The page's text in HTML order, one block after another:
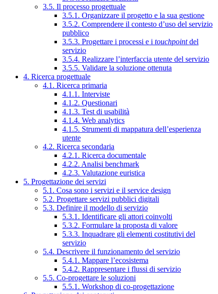
3.5. Il processo progettuale
3.5.1. Organizzare il progetto e la sua gestione
3.5.2. Comprendere il contesto d’uso del servizio
pubblico
3.5.3. Progettare i processi e i touchpointdel
servizio
3.5.4. Realizzare l’interfaccia utente del servizio
3.5.5. Validare la soluzione ottenuta
4. Ricerca progettuale
4.1. Ricerca primaria
4.1.1. Interviste
4.1.2. Questionari
4.1.3. Test di usabilità
4.1.4. Web analytics
4.1.5. Strumenti di mappatura dell’esperienza
utente
4.2. Ricerca secondaria
4.2.1. Ricerca documentale
4.2.2. Analisi benchmark
4.2.3. Valutazione euristica
5. Progettazione dei servizi
5.1. Cosa sono i servizi e il service design
5.2. Progettare servizi pubblici digitali
5.3. Definire il modello di servizio
5.3.1. Identificare gli attori coinvolti
5.3.2. Formulare la proposta di valore
5.3.3. Inquadrare gli elementi costitutivi del
servizio
5.4. Descrivere il funzionamento del servizio
5.4.1. Mappare l’ecosistema
5.4.2. Rappresentare i flussi di servizio
5.5. Co-progettare le soluzioni
5.5.1. Workshop di co-progettazione